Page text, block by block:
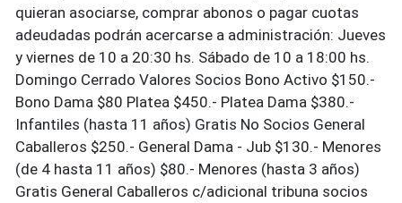
quieran asociarse, comprar abonos o pagar cuotas
adeudadas podrán acercarse a administración: Jueves
y viernes de 10 a 20:30 hs. Sábado de 10 a 18:00 hs.
Domingo Cerrado Valores Socios Bono Activo $150.-
Bono Dama $80 Platea $450.- Platea Dama $380.-
Infantiles (hasta 11 años) Gratis No Socios General
Caballeros $250.- General Dama - Jub $130.- Menores
(de 4 hasta 11 años) $80.- Menores (hasta 3 años)
Gratis General Caballeros c/adicional tribuna socios